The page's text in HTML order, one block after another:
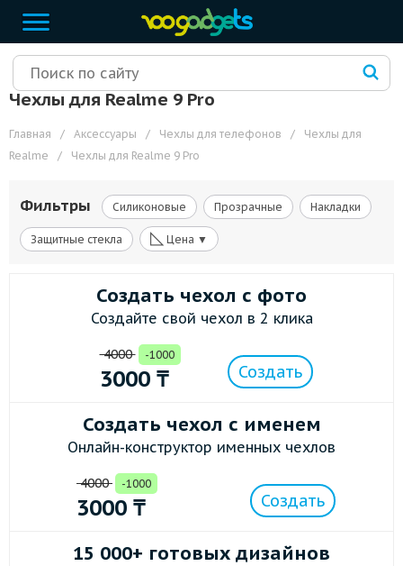
Чехлы для Realme 9 Pro
Главная / Аксессуары / Чехлы для телефонов /
Чехлы для
Realme
/ Чехлы для Realme 9 Pro
Фильтры Силиконовые Прозрачные Накладки
Защитные стекла ◺ Цена ▼
Создать чехол с фото
Создайте свой чехол в 2 клика
4000 -1000
3000 ₸ Создать
Создать чехол с именем
Онлайн-конструктор именных чехлов
4000 -1000
3000 ₸ Создать
15 000+ готовых дизайнов